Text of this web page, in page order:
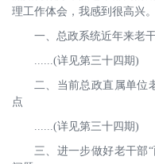
理工作体会，我感到很高兴
一、总政系统近年来老
......(详见第三十四期)
二、当前总政直属单位
点
......(详见第三十四期)
三、进一步做好老干部